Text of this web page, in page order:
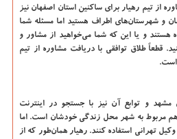
از تیم رهیار برای ساکنین استان اصفهان نیز
و شهرستان‌های اطراف هستید اما مسئله شما
هستند و یا این که شما می‌خواهید از مشاور و
قطعاً طلاق توافقی با دریافت مشاوره از تیم
است.
مشهد و توابع آن نیز با جستجو در اینترنت
مربوط به شهر محل زندگی خودشان است. اما
تهرانی استفاده کنند. رهیار همان‌طور که از